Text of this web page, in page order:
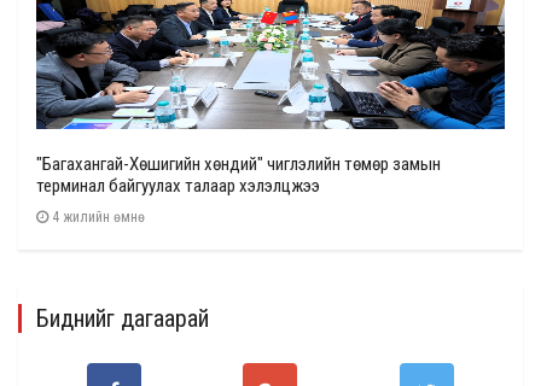
"Багахангай-Хөшигийн хөндий" чиглэлийн төмөр замын
терминал байгуулах талаар хэлэлцжээ
4 жилийн өмнө
Биднийг дагаарай